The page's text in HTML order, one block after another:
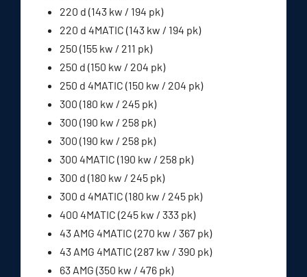
220 d (143 kw / 194 pk)
220 d 4MATIC (143 kw / 194 pk)
250 (155 kw / 211 pk)
250 d (150 kw / 204 pk)
250 d 4MATIC (150 kw / 204 pk)
300 (180 kw / 245 pk)
300 (190 kw / 258 pk)
300 (190 kw / 258 pk)
300 4MATIC (190 kw / 258 pk)
300 d (180 kw / 245 pk)
300 d 4MATIC (180 kw / 245 pk)
400 4MATIC (245 kw / 333 pk)
43 AMG 4MATIC (270 kw / 367 pk)
43 AMG 4MATIC (287 kw / 390 pk)
63 AMG (350 kw / 476 pk)